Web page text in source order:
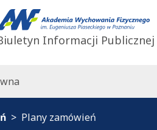
AWF Poznań
Informacji Publicznej
Plany zamówień